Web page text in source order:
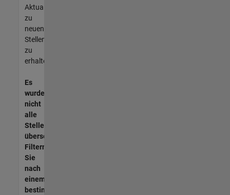
Aktualisierungen
zu
neuen
Stellenangeboten
zu
erhalten.
Es
wurden
nicht
alle
Stellen
übersetzt.
Filtern
Sie
nach
einem
bestimmten